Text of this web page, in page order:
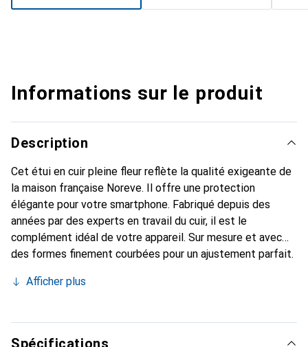
Informations sur le produit
Description
Cet étui en cuir pleine fleur reflète la qualité exigeante de
la maison française Noreve. Il offre une protection
élégante pour votre smartphone. Fabriqué depuis des
années par des experts en travail du cuir, il est le
complément idéal de votre appareil. Sur mesure et avec
des formes finement courbées pour un ajustement parfait.
smartphone. La marque Noreve est reconnue
constitue toujours un bon choix pour le client exigeant.
Afficher plus
Spécifications